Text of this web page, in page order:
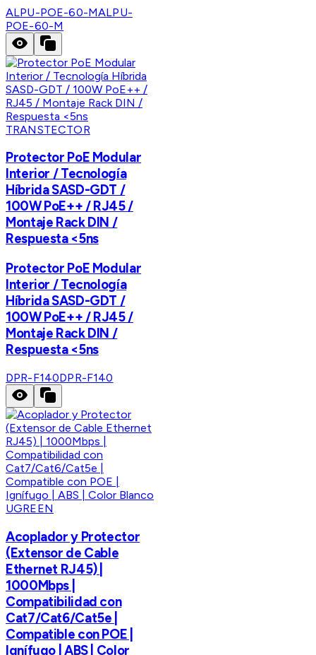
ALPU-POE-60-MALPU-
POE-60-M
TRANSTECTOR
Protector PoE Modular
Interior / Tecnología
Híbrida SASD-GDT /
100W PoE++ / RJ45 /
Montaje Rack DIN /
Respuesta <5ns
Protector PoE Modular
Interior / Tecnología
Híbrida SASD-GDT /
100W PoE++ / RJ45 /
Montaje Rack DIN /
Respuesta <5ns
DPR-F140DPR-F140
UGREEN
Acoplador y Protector
(Extensor de Cable
Ethernet RJ45) |
1000Mbps |
Compatibilidad con
Cat7/Cat6/Cat5e |
Compatible con POE |
Ignífugo | ABS | Color